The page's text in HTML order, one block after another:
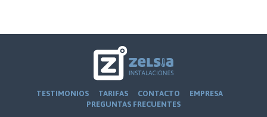
TESTIMONIOS TARIFAS CONTACTO
EMPRESA
PREGUNTAS FRECUENTES